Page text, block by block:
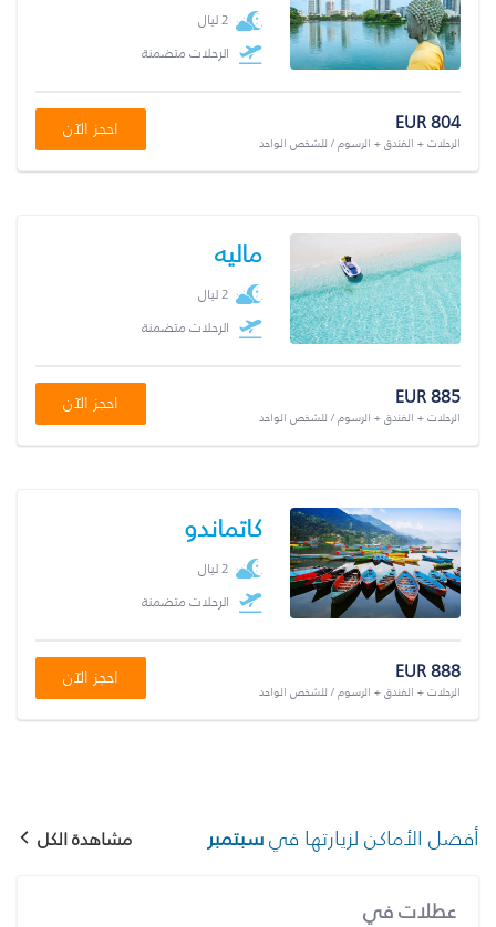
2 ليال
الرحلات متضمنة
EUR 804
الرحلات + الفندق + الرسوم / للشخص الواحد
احجز الآن
ماليه
2 ليال
الرحلات متضمنة
EUR 885
الرحلات + الفندق + الرسوم / للشخص الواحد
احجز الآن
كاتماندو
2 ليال
الرحلات متضمنة
EUR 888
الرحلات + الفندق + الرسوم / للشخص الواحد
احجز الآن
أفضل الأماكن لزيارتها فيسبتمبر مشاهدة الكل
عطلات في